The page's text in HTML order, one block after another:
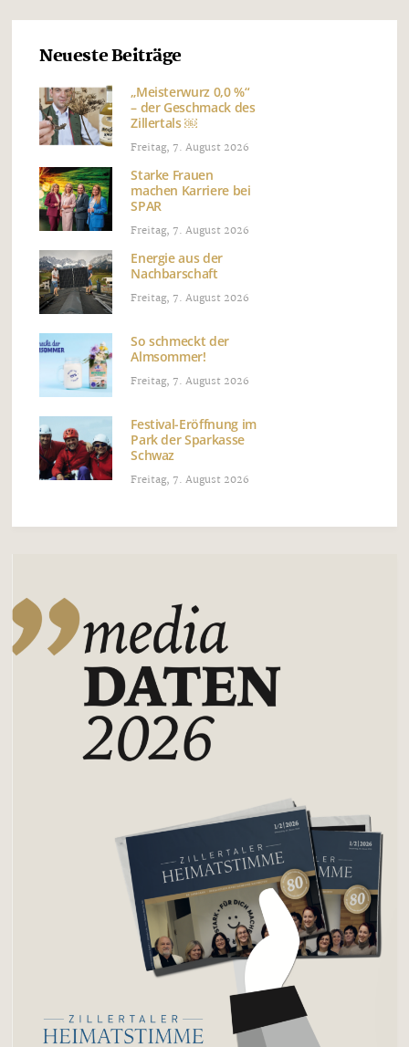
Neueste Beiträge
„Meisterwurz 0,0 %“
– der Geschmack des
Zillertals ￼
Freitag, 7. August 2026
Starke Frauen
machen Karriere bei
SPAR
Freitag, 7. August 2026
Energie aus der
Nachbarschaft
Freitag, 7. August 2026
So schmeckt der
Almsommer!
Freitag, 7. August 2026
Festival-Eröffnung im
Park der Sparkasse
Schwaz
Freitag, 7. August 2026